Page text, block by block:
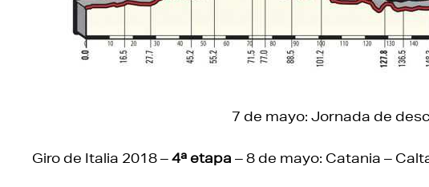
7 de mayo: Jornada de
Giro de Italia 2018 –4ª etapa – 8 de mayo: Catania –